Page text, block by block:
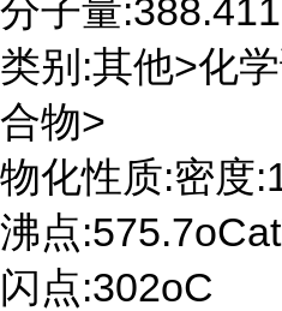
分子量:388.411
类别:其他>化
合物>
物化性质:密度
沸点
闪点:302oC